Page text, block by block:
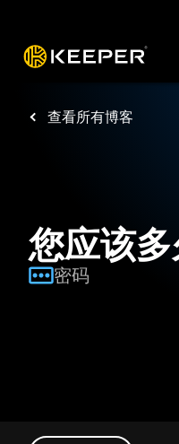
查看所有博客
您应该
密码